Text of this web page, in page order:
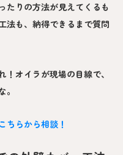
たりの方法が見えてくるも
法も、納得できるまで質問
オイラが現場の目線で、
ちらから相談！